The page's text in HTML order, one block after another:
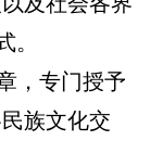
，专门授予
族文化交